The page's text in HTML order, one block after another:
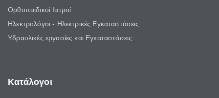
Ορθοπαιδικοί Ιατροί
Ηλεκτρολόγοι - Ηλεκτρικές Εγκαταστάσεις
Υδραυλικές εργασίες και Εγκαταστάσεις
Κατάλογοι